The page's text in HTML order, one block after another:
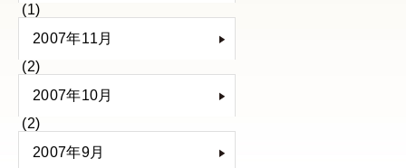
(1)
2007年11月
(2)
2007年10月
(2)
2007年9月